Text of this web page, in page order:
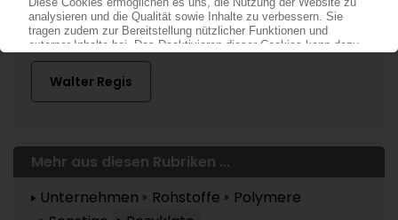
Assorimap
Walter Regis
Mehr aus diesen Rubriken ...
Unternehmen
Rohstoffe
Polymere